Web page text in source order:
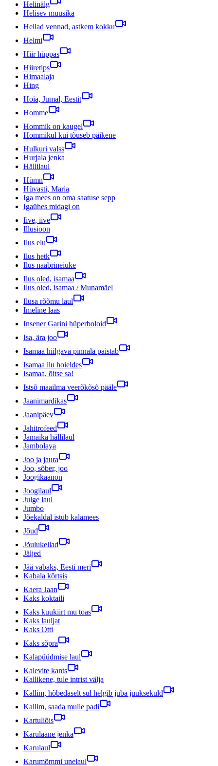
Helinälg
Helisev muusika
Hellad vennad, astkem kokku
Helmi
Hiir hüppas
Hiiretips
Himaalaja
Hing
Hoia, Jumal, Eestit
Homme
Hommik on kaugel
Hommikul kui tõuseb päikene
Hulkuri valss
Hurjala jenka
Hällilaul
Hümn
Hüvasti, Maria
Iga mees on oma saatuse sepp
Igaühes midagi on
Iive, iive
Illusioon
Ilus elu
Ilus hetk
Ilus naabrineiuke
Ilus oled, isamaa
Ilus oled, isamaa / Munamäel
Ilusa rõõmu laul
Imeline laas
Insener Garini hüperboloid
Isa, ära joo
Isamaa hiilgava pinnala paistab
Isamaa ilu hoieldes
Isamaa, õitse sa!
Istsõ maailma veerõkõsõ pääle
Jaanimardikas
Jaanipäev
Jahitrofeed
Jamaika hällilaul
Jambolaya
Joo ja jaura
Joo, sõber, joo
Joogikaanon
Joogilaul
Julge laul
Jumbo
Jõekaldal istub kalamees
Jõud
Jõulukellad
Jäljed
Jää vabaks, Eesti meri
Kabala kõrtsis
Kaera Jaan
Kaks koktaili
Kaks kuukiirt mu toas
Kaks lauljat
Kaks Otti
Kaks sõpra
Kalapüüdmise laul
Kalevite kants
Kallikene, tule intrist välja
Kallim, hõbedaselt sul helgib juba juuksekuld
Kallim, saada mulle padi
Kartuliõis
Karulaane jenka
Karulaul
Karumõmmi unelaul